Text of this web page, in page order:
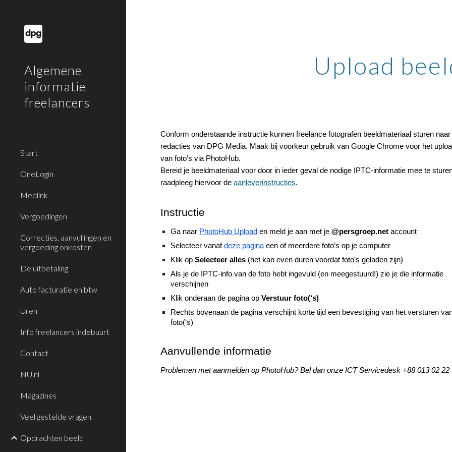
Algemene
informatie
freelancers
Start
OneLogin
Medlink
Vergoedingen
Correcties, aanvullingen en
vergoeding onkosten
De uitbetaling
Auto facturatie en btw
Uren
Info freelancers indebuurt
Contact
NU.nl
Magazines
Veel gestelde vragen
Opdrachten beeld
Upload
Conform onderstaande instructie kunnen freelance fotografen beeldmateriaal sturen naar
redacties van DPG Media. Maak bij voorkeur gebruik van Google Chrome voor het
van foto’s via PhotoHub.
Bereid je beeldmateriaal voor door in ieder geval de nodige IPTC-informatie mee te
raadpleeg hiervoor deaanleverinstructies.
Instructie
Ga naar PhotoHub Upload en meld je aan met je@persgroep.net account
Selecteer vanaf deze pagina een of meerdere foto’s op je computer
Klik opSelecteer alles (het kan even duren voordat foto’s geladen zijn)
Als je de IPTC-info van de foto hebt ingevuld (en meegestuurd!) zie je die informatie
verschijnen
Klik onderaan de pagina opVerstuur foto(‘s)
Rechts bovenaan de pagina verschijnt korte tijd een bevestiging van het versturen
foto(‘s)
Aanvullende informatie
Problemen met aanmelden op PhotoHub? Bel dan onze ICT Servicedesk +88 013 02 22